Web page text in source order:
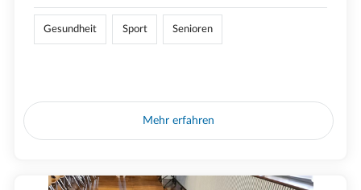
Gesundheit Sport Senioren
Mehr erfahren